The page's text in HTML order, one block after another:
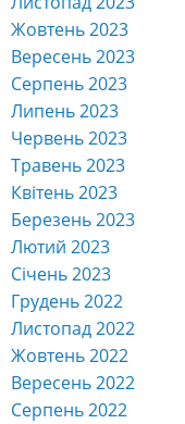
Жовтень 2023
Вересень 2023
Серпень 2023
Липень 2023
Червень 2023
Травень 2023
Квітень 2023
Березень 2023
Лютий 2023
Січень 2023
Грудень 2022
Листопад 2022
Жовтень 2022
Вересень 2022
Серпень 2022